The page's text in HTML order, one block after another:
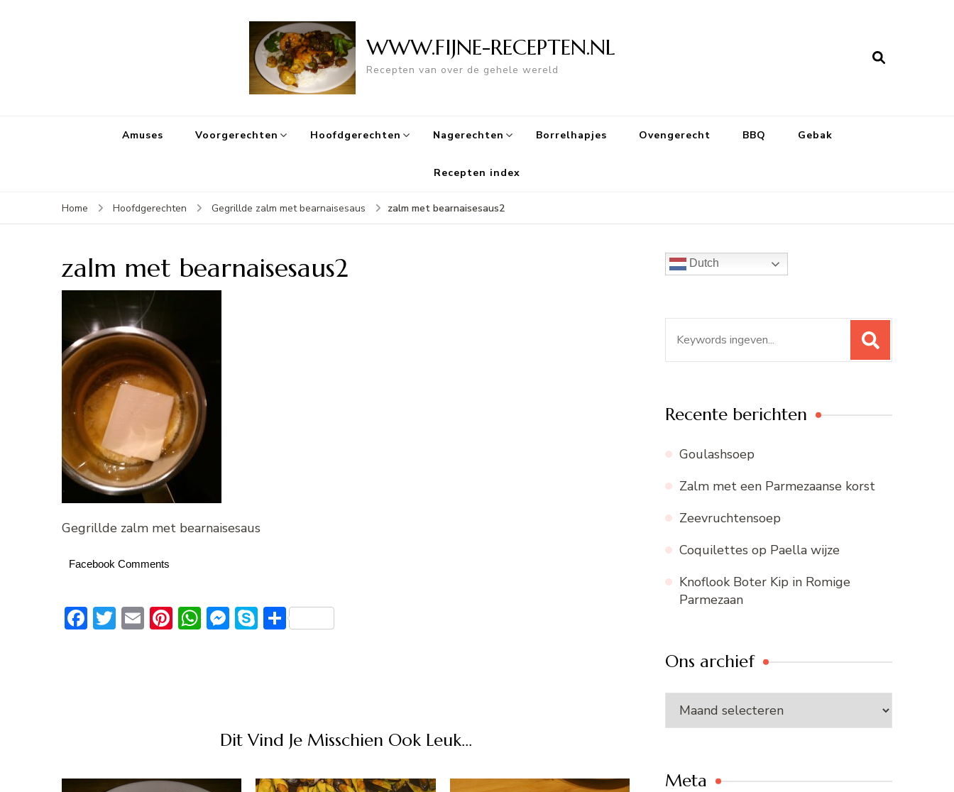
WWW.FIJNE-RECEPTEN.NL
Recepten van over de gehele wereld
Amuses Voorgerechten Hoofdgerechten Nagerechten Borrelhapjes Ovengerecht BBQ Gebak
Recepten index
Home Hoofdgerechten Gegrillde zalm met bearnaisesaus zalm met bearnaisesaus2
zalm met bearnaisesaus2
Gegrillde zalm met bearnaisesaus
Facebook Comments
Facebook
Twitter
EmailPinterest
WhatsApp
Messenger
Skype
Delen
Dit Vind Je Misschien Ook Leuk...
Dutch
naar:
Recente berichten
Goulashsoep
Zalm met een Parmezaanse korst
Zeevruchtensoep
Coquilettes op Paella wijze
Knoflook Boter Kip in Romige
Parmezaan
Ons archief
Ons
archief
Meta